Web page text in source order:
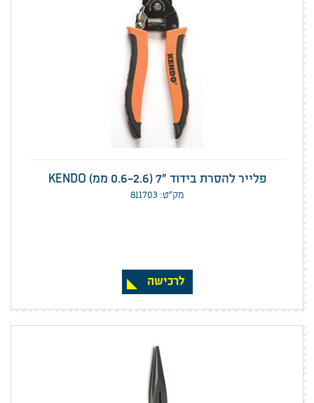
פלייר להסרת בידוד "7 (0.6-2.6 ממ) KENDO
מק”ט: 811703
לרכישה